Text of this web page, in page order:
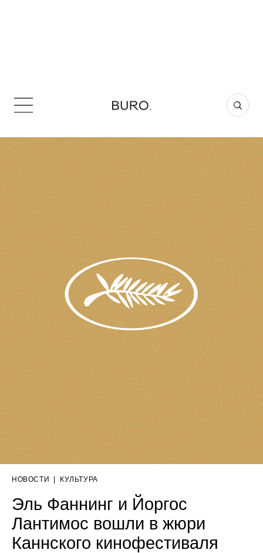
НОВОСТИ | КУЛЬТУРА
Эль Фаннинг и Йоргос
Лантимос вошли в жюри
Каннского кинофестиваля